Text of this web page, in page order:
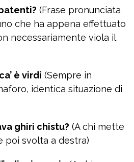
(Frase pronunciata
che ha appena effettuato
necessariamente viola il
è virdi (Sempre in
identica situazione di
ghiri chistu? (A chi mette
poi svolta a destra)